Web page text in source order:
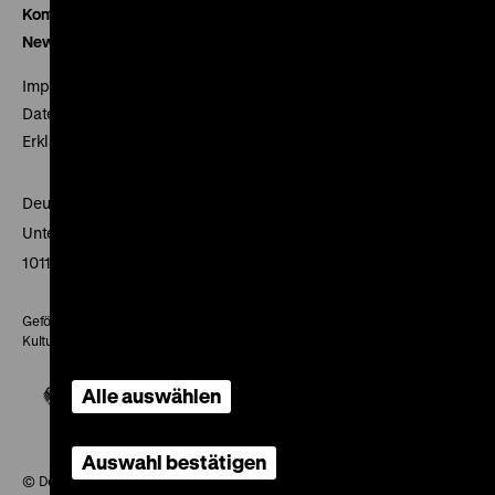
Kontakt
Newsletter
Impressum
Datenschutz
Erklärung digitale Barrierefreiheit
Deutsches Historisches Museum
Unter den Linden 2
10117 Berlin
Gefördert mit Mitteln des Beauftragten der Bundesregierung für
Kultur und Medien
© Deutsches Historisches Museum, 2026
Alle auswählen
Auswahl bestätigen